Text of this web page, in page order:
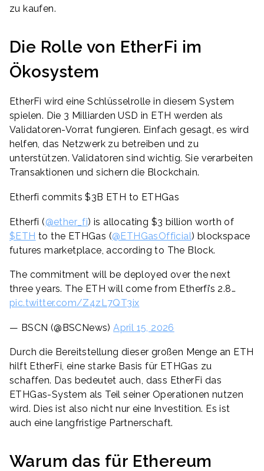
zu kaufen.
Die Rolle von EtherFi im
Ökosystem
EtherFi wird eine Schlüsselrolle in diesem System
spielen. Die 3 Milliarden USD in ETH werden als
Validatoren-Vorrat fungieren. Einfach gesagt, es wird
helfen, das Netzwerk zu betreiben und zu
unterstützen. Validatoren sind wichtig. Sie verarbeiten
Transaktionen und sichern die Blockchain.
Etherfi commits $3B ETH to ETHGas
Etherfi (@ether_fi) is allocating $3 billion worth of
$ETH to the ETHGas (@ETHGasOfficial) blockspace
futures marketplace, according to The Block.
The commitment will be deployed over the next
three years. The ETH will come from Etherfi’s 2.8…
pic.twitter.com/Z4zL7QT3ix
— BSCN (@BSCNews)April 15, 2026
Durch die Bereitstellung dieser großen Menge an ETH
hilft EtherFi, eine starke Basis für ETHGas zu
schaffen. Das bedeutet auch, dass EtherFi das
ETHGas-System als Teil seiner Operationen nutzen
wird. Dies ist also nicht nur eine Investition. Es ist
auch eine langfristige Partnerschaft.
Warum das für Ethereum